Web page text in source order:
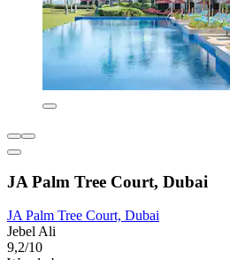
JA Palm Tree Court, Dubai
JA Palm Tree Court, Dubai
Jebel Ali
9,2/10